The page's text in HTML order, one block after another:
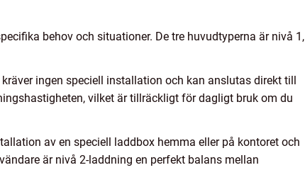
behov och situationer. De tre huvudtyperna är nivå 1,
ingen speciell installation och kan anslutas direkt till
vilket är tillräckligt för dagligt bruk om du
av en speciell laddbox hemma eller på kontoret och
är nivå 2-laddning en perfekt balans mellan